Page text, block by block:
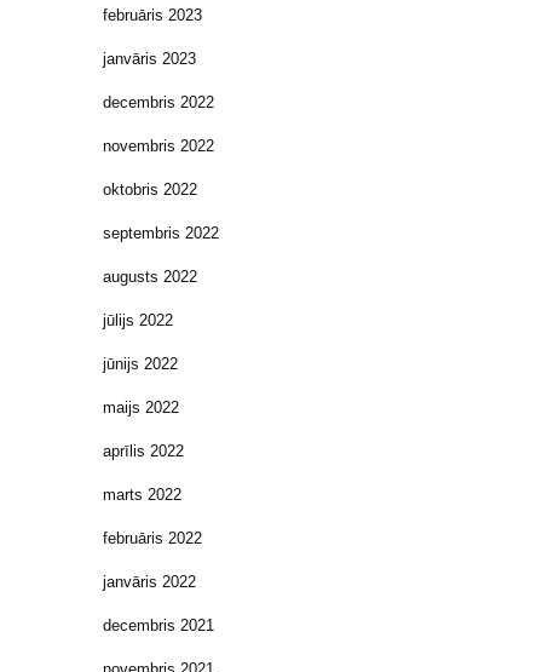
februāris 2023
janvāris 2023
decembris 2022
novembris 2022
oktobris 2022
septembris 2022
augusts 2022
jūlijs 2022
jūnijs 2022
maijs 2022
aprīlis 2022
marts 2022
februāris 2022
janvāris 2022
decembris 2021